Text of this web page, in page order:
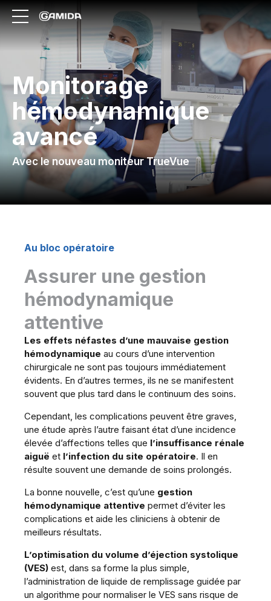
Monitorage
hémodynamique
avancé
Avec le nouveau moniteur TrueVue
Au bloc opératoire
Assurer une gestion
hémodynamique
attentive
Les effets néfastes d’une mauvaise gestion
hémodynamique au cours d’une intervention
chirurgicale ne sont pas toujours immédiatement
évidents. En d’autres termes, ils ne se manifestent
souvent que plus tard dans le continuum des soins.
Cependant, les complications peuvent être graves,
une étude après l’autre faisant état d’une incidence
élevée d’affections telles que l’insuffisance rénale
aiguë et l’infection du site opératoire. Il en
résulte souvent une demande de soins prolongés.
La bonne nouvelle, c’est qu’une gestion
hémodynamique attentive permet d’éviter les
complications et aide les cliniciens à obtenir de
meilleurs résultats.
L’optimisation du volume d’éjection systolique
(VES) est, dans sa forme la plus simple,
l’administration de liquide de remplissage guidée par
un algorithme pour normaliser le VES sans risque de